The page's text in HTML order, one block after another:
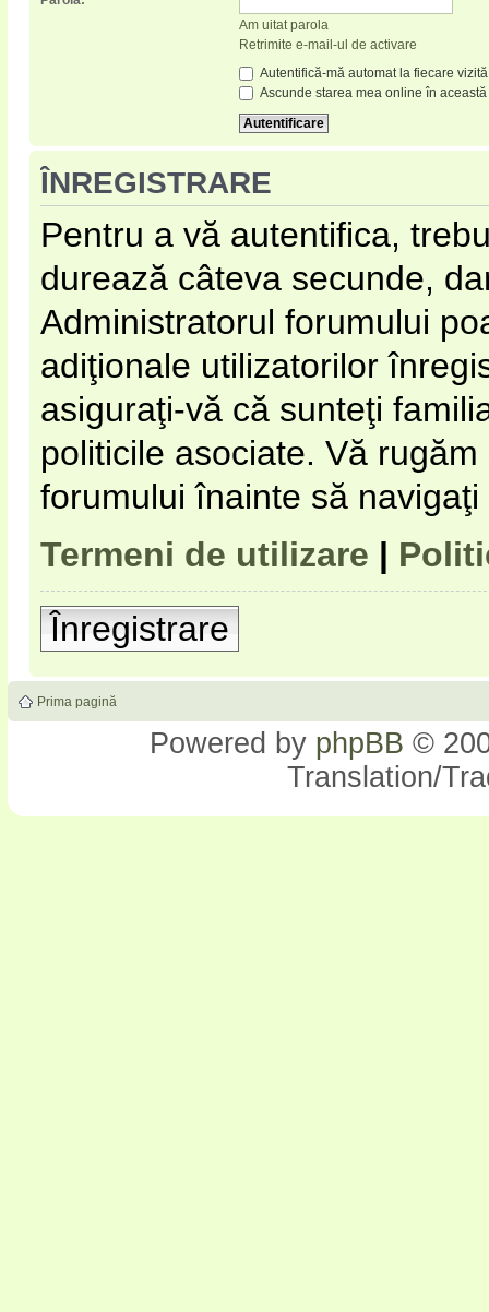
Am uitat parola
Retrimite e-mail-ul de activare
Autentifică-mă automat la fiecare vizită
Ascunde starea mea online în
ÎNREGISTRARE
Pentru a vă autentifica,
durează câteva secunde,
Administratorul forumului
adiţionale utilizatorilor
asiguraţi-vă că sunteţi
politicile asociate. Vă
forumului înainte să
Termeni de utilizare |
Înregistrare
Prima pagină
Powered by phpBB ©
Translation/